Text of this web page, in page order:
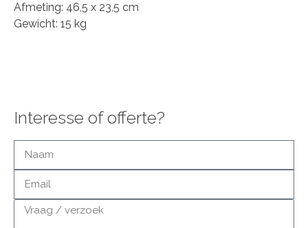
Afmeting: 46,5 x 23,5 cm
Gewicht: 15 kg
Interesse of offerte?